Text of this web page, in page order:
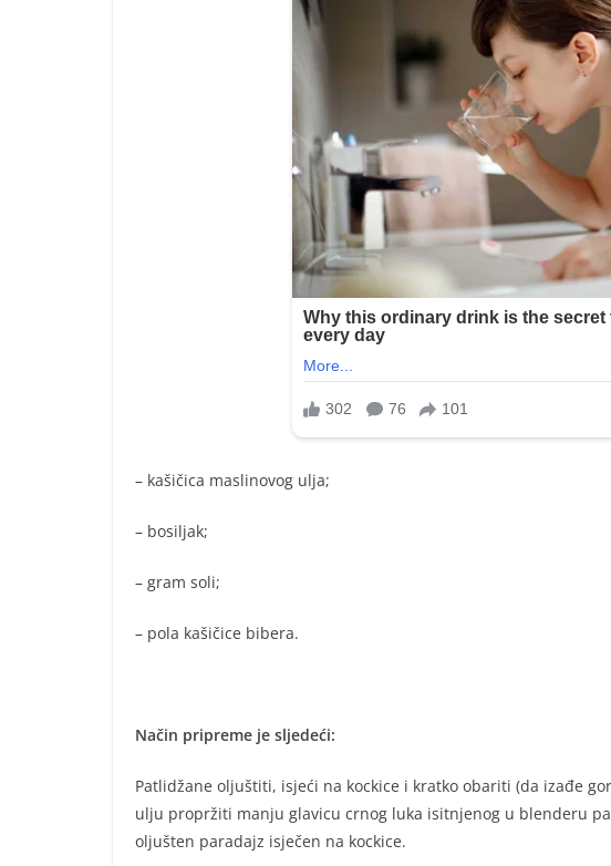
– kašičica maslinovog ulja;
– bosiljak;
– gram soli;
– pola kašičice bibera.
Način pripreme je sljedeći:
Patlidžane oljuštiti, isjeći na kockice i kratko obariti (da izađe
ulju propržiti manju glavicu crnog luka isitnjenog u blenderu
oljušten paradajz isječen na kockice.